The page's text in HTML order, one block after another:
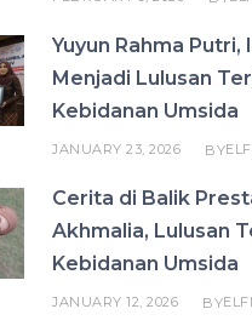
Yuyun Rahma Putri,
Menjadi Lulusan
Kebidanan Umsida
JANUARY 23, 2026 BY
Cerita di Balik
Akhmalia, Lulusan
Kebidanan Umsida
JANUARY 12, 2026 BY